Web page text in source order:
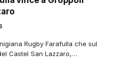
Rugby Farafulla che sul
Castel San Lazzaro,…